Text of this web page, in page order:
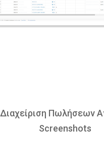
Διαχείριση Πωλήσεων
Screenshots